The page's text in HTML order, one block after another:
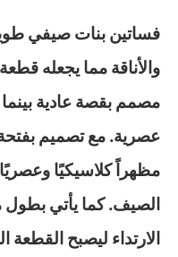
فساتين بنات صيفي
والأناقة مما يجعله
مصمم بقصة عادية
عصرية. مع تصميم
مظهراً كلاسيكيًا
الصيف. كما يأتي
الارتداء ليصبح